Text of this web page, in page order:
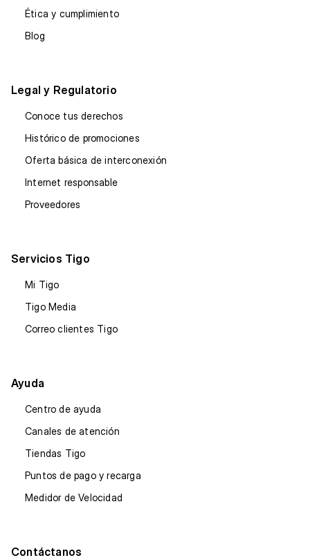
Ética y cumplimiento
Blog
Legal y Regulatorio
Conoce tus derechos
Histórico de promociones
Oferta básica de interconexión
Internet responsable
Proveedores
Servicios Tigo
Mi Tigo
Tigo Media
Correo clientes Tigo
Ayuda
Centro de ayuda
Canales de atención
Tiendas Tigo
Puntos de pago y recarga
Medidor de Velocidad
Contáctanos